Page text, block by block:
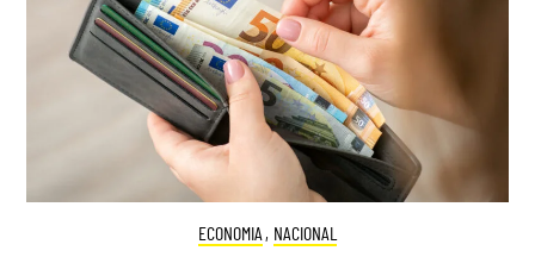
ECONOMIA , NACIONAL